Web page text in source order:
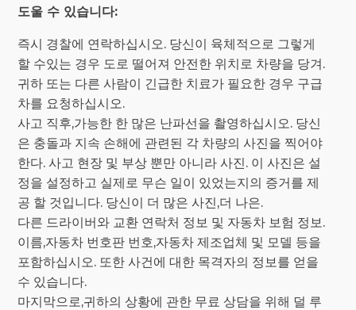
도울 수 있습니다:
즉시 경찰에 연락하십시오. 당신이 육체적으로 그렇게
할 수있는 경우 도로 떨어져 안전한 위치로 차량을 당겨.
귀하 또는 다른 사람이 긴급한 치료가 필요한 경우 구급
차를 요청하십시오.
사고 직후,가능한 한 많은 난파선을 촬영하십시오. 당신
은 충돌과 지속 손해에 관련된 각 차량의 사진을 찍어야
한다. 사고 현장 및 부상 뿐만 아니라 사진. 이 사진은 설
정을 설정하고 실제로 무슨 일이 있었는지의 증거를 제
공 할 것입니다. 당신이 더 많은 사진,더 나은.
다른 드라이버와 교환 연락처 정보 및 자동차 보험 정보.
이름,자동차 번호판 번호,자동차 제조업체 및 모델 등을
포함하십시오. 또한 사건에 대한 목격자의 정보를 얻을
수 있습니다.
마지막으로,귀하의 상황에 관한 무료 상담을 위해 덜 루